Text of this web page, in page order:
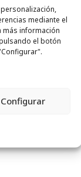
mediante el
más información
el botón
Configurar